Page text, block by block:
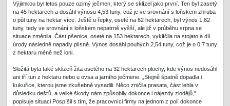
Výjimkou byl letos pouze ozimý ječmen, který se sklízel jako první. Ten byl zasetý
na 45 hektarech a dosáhl výnosu 4,53 tuny, což je ve srovnání s loňskem zhruba
o půl tuny na hektar více. Ještě u řepky, oseté na 62 hektarech, byl výnos 1,82
tuny, tedy ve srovnání s loňskem nepatrně vyšší, ale již v průběhu srpna se
situace změnila. Část pšenice, oseté na 153 hektarech, vyklíčila na stojato a díl
úrody následně napadly plísně. Výnos dosáhl pouhých 2,54 tuny, což je o 0,7 tuny
z hektaru méně než loni.
Složitá byla také sklizeň žita osetého na 32 hektarech plochy, kde výnos nedosáhl
ani tří tun z hektaru nebo u ovsa a jarního ječmene. „Stejně špatně dopadla i
kukuřice, kterou jsme zkušebně vysadili. Něco zničila prasata, část lehla v
důsledku dešťů, a velké škody nám způsobily dokonce i nájezdy zlodějů,"
popisuje situaci Pospíšil s tím, že pracovníci firmy na jednom z polí dokonce